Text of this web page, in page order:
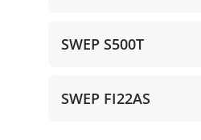
SWEP S500T
SWEP FI22AS